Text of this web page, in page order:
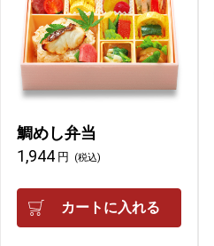
鯛めし弁当
1,944 円 (税込)
カートに入れる